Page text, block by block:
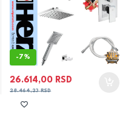
-7%
26.614,00 RSD
28.464,23RSD